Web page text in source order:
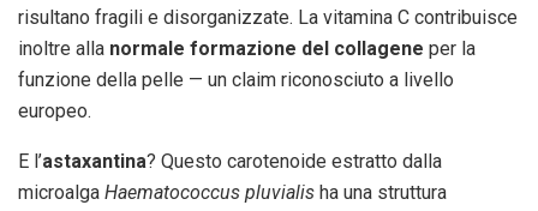
risultano fragili e disorganizzate. La vitamina C contribuisce
inoltre alla normale formazione del collagene per la
funzione della pelle — un claim riconosciuto a livello
europeo.
E l’astaxantina? Questo carotenoide estratto dalla
microalga Haematococcus pluvialis ha una struttura